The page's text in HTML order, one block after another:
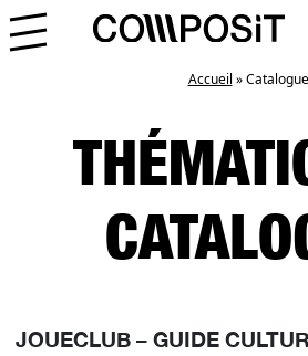
Aller au contenu
Skip to footer
Accueil »Catalogue
JOUECLUB – GUIDE